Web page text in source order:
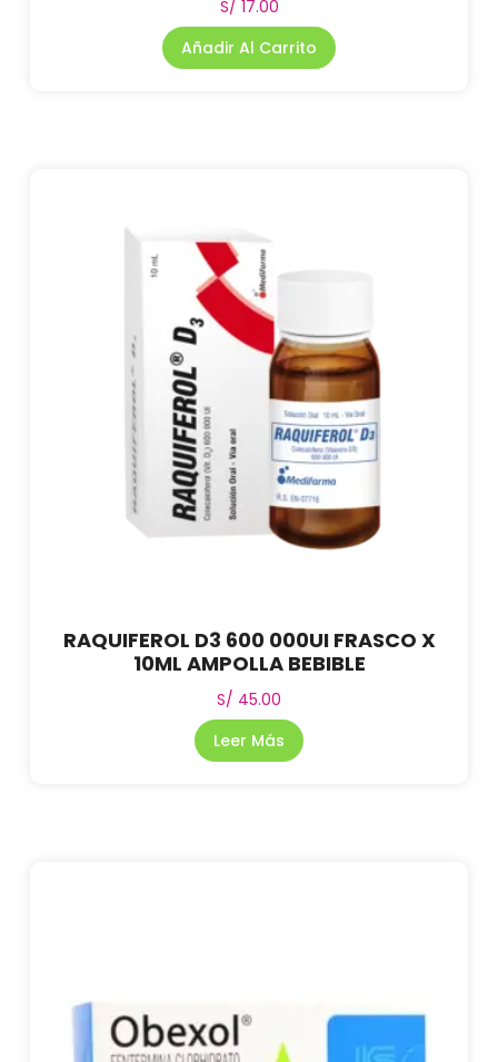
S/ 17.00
Añadir Al Carrito
RAQUIFEROL D3 600 000UI FRASCO X
10ML AMPOLLA BEBIBLE
S/ 45.00
Leer Más